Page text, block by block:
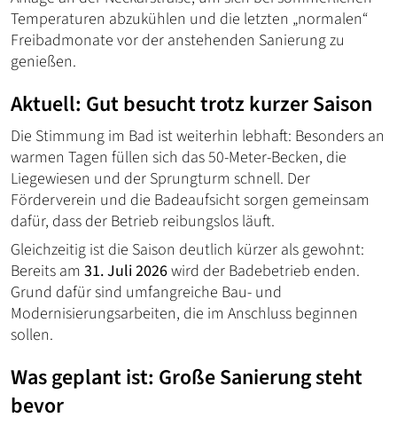
Temperaturen abzukühlen und die letzten „normalen“
Freibadmonate vor der anstehenden Sanierung zu
genießen.
Aktuell: Gut besucht trotz kurzer Saison
Die Stimmung im Bad ist weiterhin lebhaft: Besonders an
warmen Tagen füllen sich das 50-Meter-Becken, die
Liegewiesen und der Sprungturm schnell. Der
Förderverein und die Badeaufsicht sorgen gemeinsam
dafür, dass der Betrieb reibungslos läuft.
Gleichzeitig ist die Saison deutlich kürzer als gewohnt:
Bereits am 31. Juli 2026wird der Badebetrieb enden.
Grund dafür sind umfangreiche Bau- und
Modernisierungsarbeiten, die im Anschluss beginnen
sollen.
Was geplant ist: Große Sanierung steht
bevor